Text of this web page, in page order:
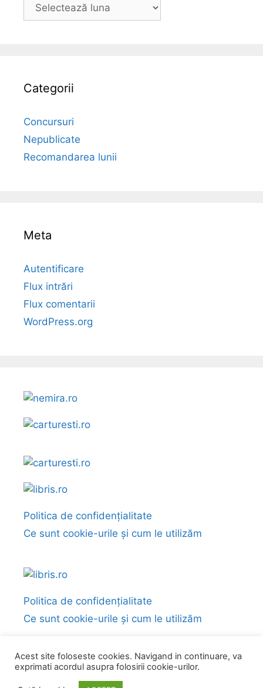
Categorii
Concursuri
Nepublicate
Recomandarea lunii
Meta
Autentificare
Flux intrări
Flux comentarii
WordPress.org
Politica de confidențialitate
Ce sunt cookie-urile și cum le utilizăm
Politica de confidențialitate
Ce sunt cookie-urile și cum le utilizăm
© 2026 Fragmente și citate din cărți• Construit cu
GeneratePress
Acest site foloseste cookies. Navigand in continuare, va
exprimati acordul asupra folosirii cookie-urilor.